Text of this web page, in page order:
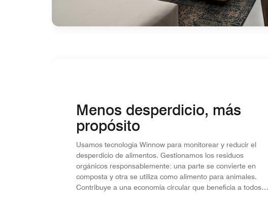
Menos desperdicio, más
propósito
Usamos tecnología Winnow para monitorear y reducir el
desperdicio de alimentos. Gestionamos los residuos
orgánicos responsablemente: una parte se convierte en
composta y otra se utiliza como alimento para animales.
Contribuye a una economía circular que beneficia a todos.